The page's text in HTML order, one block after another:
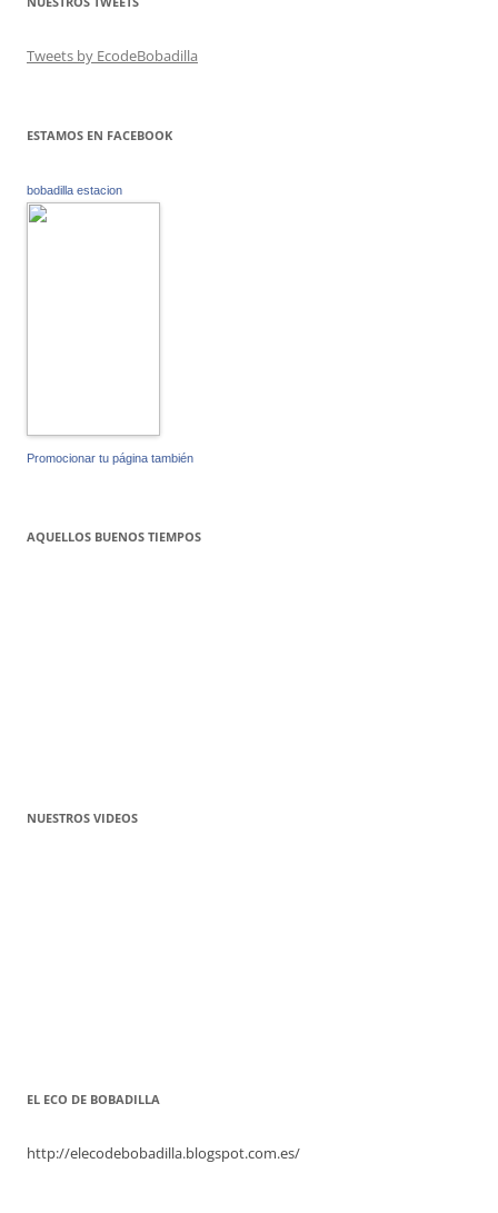
Tweets by EcodeBobadilla
ESTAMOS EN FACEBOOK
bobadilla estacion
Promocionar tu página también
AQUELLOS BUENOS TIEMPOS
NUESTROS VIDEOS
EL ECO DE BOBADILLA
http://elecodebobadilla.blogspot.com.es/